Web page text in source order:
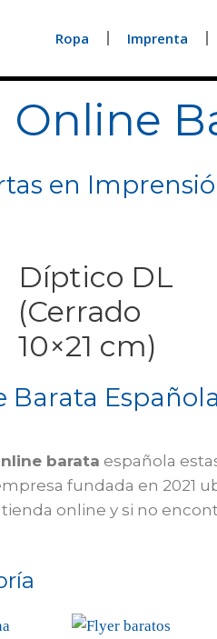
Ropa Imprenta
en
Díptico DL
(Cerrado
10×21 cm)
Española
barata española
fundada en 2021
tienda online y si no